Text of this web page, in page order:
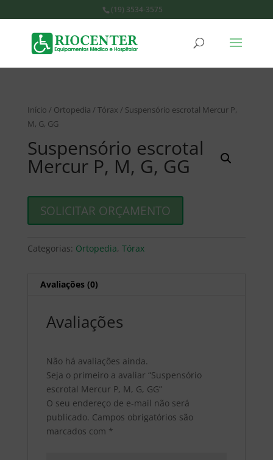
(19) 3534-3575
Início / Ortopedia / Tórax / Suspensório escrotal Mercur P,
M, G, GG
Suspensório escrotal
Mercur P, M, G, GG
SOLICITAR ORÇAMENTO
Categorias: Ortopedia, Tórax
Avaliações (0)
Avaliações
Não há avaliações ainda.
Seja o primeiro a avaliar “Suspensório
escrotal Mercur P, M, G, GG”
O seu endereço de e-mail não será
publicado. Campos obrigatórios são
marcados com *